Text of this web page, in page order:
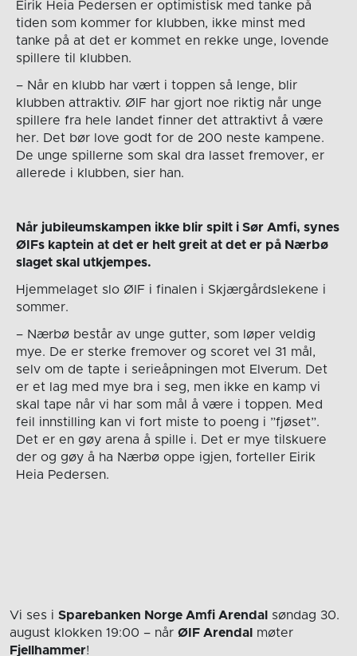
Eirik Heia Pedersen er optimistisk med tanke på
tiden som kommer for klubben, ikke minst med
tanke på at det er kommet en rekke unge, lovende
spillere til klubben.
– Når en klubb har vært i toppen så lenge, blir
klubben attraktiv. ØIF har gjort noe riktig når unge
spillere fra hele landet finner det attraktivt å være
her. Det bør love godt for de 200 neste kampene.
De unge spillerne som skal dra lasset fremover, er
allerede i klubben, sier han.
Når jubileumskampen ikke blir spilt i Sør Amfi, synes
ØIFs kaptein at det er helt greit at det er på Nærbø
slaget skal utkjempes.
Hjemmelaget slo ØIF i finalen i Skjærgårdslekene i
sommer.
– Nærbø består av unge gutter, som løper veldig
mye. De er sterke fremover og scoret vel 31 mål,
selv om de tapte i serieåpningen mot Elverum. Det
er et lag med mye bra i seg, men ikke en kamp vi
skal tape når vi har som mål å være i toppen. Med
feil innstilling kan vi fort miste to poeng i ”fjøset”.
Det er en gøy arena å spille i. Det er mye tilskuere
der og gøy å ha Nærbø oppe igjen, forteller Eirik
Heia Pedersen.
Vi ses i Sparebanken Norge Amfi Arendal
søndag 30.
august klokken 19:00 – når ØIF Arendal
møter
Fjellhammer!